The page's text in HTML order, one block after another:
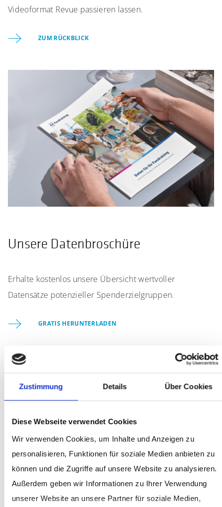
Zustimmung Details Über Cookies
Diese Webseite verwendet Cookies
Wir verwenden Cookies, um Inhalte und Anzeigen zu
personalisieren, Funktionen für soziale Medien anbieten zu
können und die Zugriffe auf unsere Website zu analysieren.
Außerdem geben wir Informationen zu Ihrer Verwendung
unserer Website an unsere Partner für soziale Medien,
Videoformat Revue passieren lassen.
ZUM RÜCKBLICK
Unsere Datenbroschüre
Erhalte kostenlos unsere Übersicht wertvoller
Datensätze potenzieller Spenderzielgruppen.
GRATIS HERUNTERLADEN